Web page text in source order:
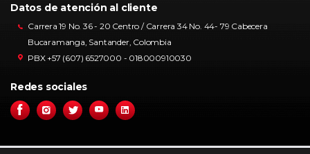
Datos de atención al cliente
Carrera 19 No. 36 - 20 Centro / Carrera 34 No. 44- 79 Cabecera
Bucaramanga, Santander, Colombia
PBX +57 (607) 6527000 - 018000910030
Redes sociales